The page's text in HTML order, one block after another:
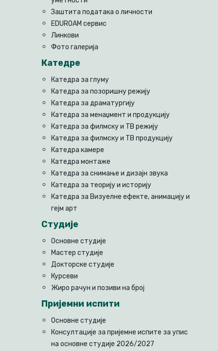
Заштита података о личности
EDUROAM сервис
Линкови
Фото галерија
Катедре
Катедра за глуму
Катедра за позоришну режију
Катедра за драматургију
Катедра за менаџмент и продукцију
Катедра за филмску и ТВ режију
Катедра за филмску и ТВ продукцију
Катедра камере
Катедра монтаже
Катедра за снимање и дизајн звука
Катедра за теорију и историју
Катедра за Визуелне ефекте, анимацију и
гејм арт
Студије
Основне студије
Мастер студије
Докторске студије
Курсеви
Жиро рачун и позиви на број
Пријемни испити
Основне студије
Консултације за пријемне испите за упис
на основне студије 2026/2027